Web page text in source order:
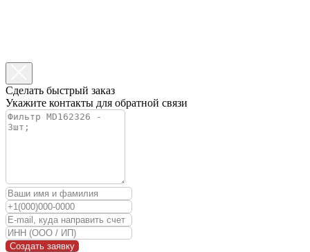
Сделать быстрый заказ
Укажите контакты для обратной связи
Создать заявку